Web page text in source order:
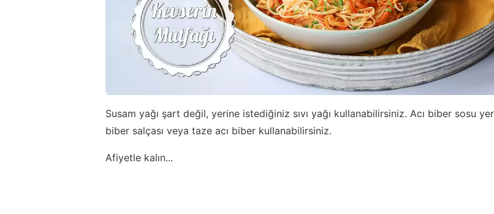
Susam yağı şart değil, yerine istediğiniz sıvı yağı kullanabilirsiniz. Acı biber sosu
biber salçası veya taze acı biber kullanabilirsiniz.
Afiyetle kalın...